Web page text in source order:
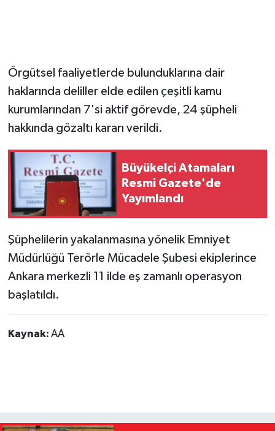
Örgütsel faaliyetlerde bulunduklarına dair
haklarında deliller elde edilen çeşitli kamu
kurumlarından 7'si aktif görevde, 24 şüpheli
hakkında gözaltı kararı verildi.
Büyükelçi Atamaları
Resmi Gazete'de
Yayımlandı
Şüphelilerin yakalanmasına yönelik Emniyet
Müdürlüğü Terörle Mücadele Şubesi ekiplerince
Ankara merkezli 11 ilde eş zamanlı operasyon
başlatıldı.
Kaynak: AA